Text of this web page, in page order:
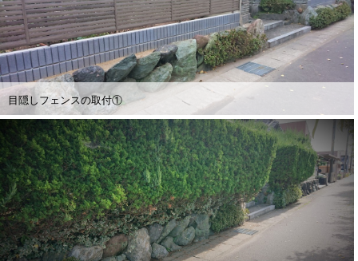
目隠しフェンスの取付①